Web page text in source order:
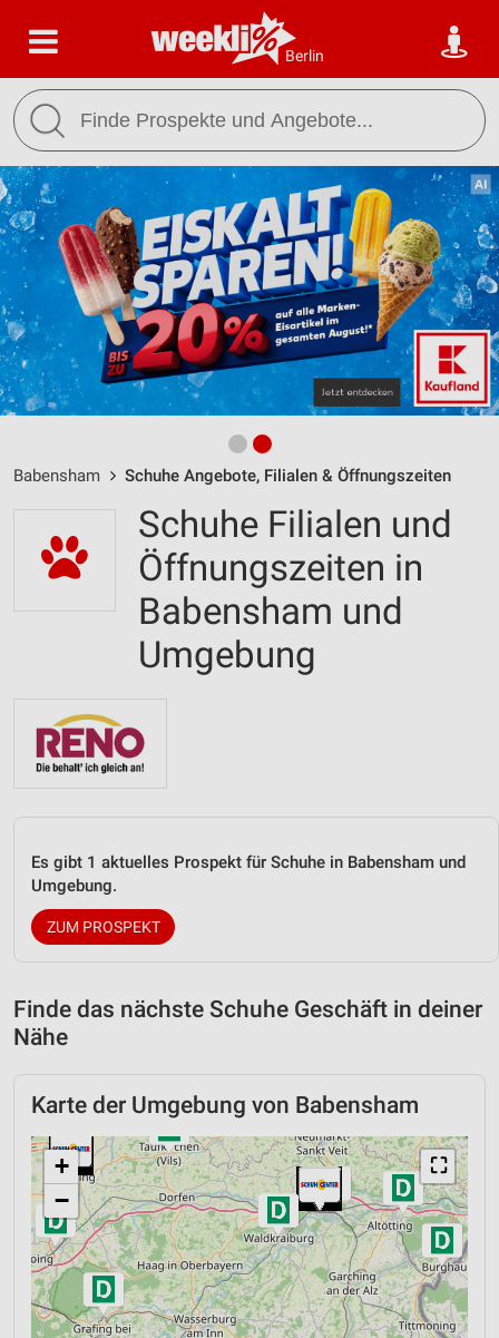
Berlin
Babensham Schuhe Angebote, Filialen & Öffnungszeiten
Schuhe Filialen und
Öffnungszeiten in
Babensham und
Umgebung
Es gibt 1 aktuelles Prospekt für Schuhe in Babensham und
Umgebung.
ZUM PROSPEKT
Finde das nächste Schuhe Geschäft in deiner
Nähe
Karte der Umgebung von Babensham
⛶
+
−